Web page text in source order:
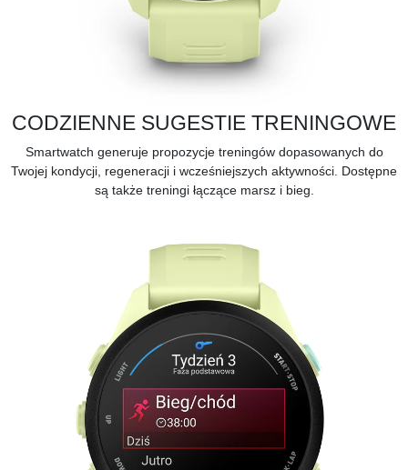
CODZIENNE SUGESTIE TRENINGOWE
Smartwatch generuje propozycje treningów dopasowanych do
Twojej kondycji, regeneracji i wcześniejszych aktywności. Dostępne
są także treningi łączące marsz i bieg.